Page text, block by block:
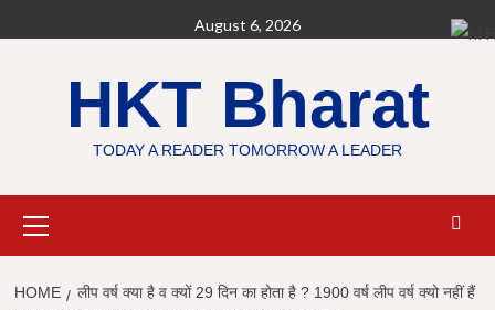
to
August 6, 2026
HKT Bharat
TODAY A READER TOMORROW A LEADER
Menu
HOME
लीप वर्ष क्या है व क्यों 29 दिन का होता है ? 1900 वर्ष लीप वर्ष क्यो नहीं हैं